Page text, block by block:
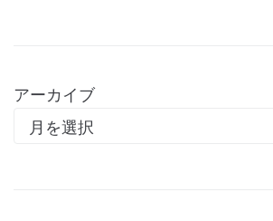
アーカイブ